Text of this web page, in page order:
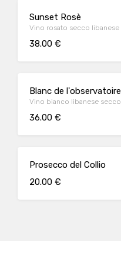
Sunset Rosè
Vino rosato secco libanese
38.00 €
Blanc de l'observatoire
Vino bianco libanese secco
36.00 €
Prosecco del Collio
20.00 €